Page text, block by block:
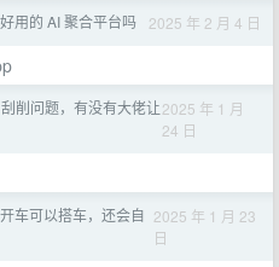
用的 AI 聚合平台吗 2025 年 2 月 4 日
削问题，有没有大佬让2025 年 1 月
24 日
车可以搭车，还会自 2025 年 1 月 23
日